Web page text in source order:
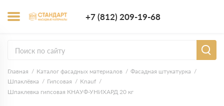
+7 (812) 209-19-68
Главная Каталог фасадных материалов
Фасадная штукатурка
Шпаклёвка
Гипсовая
Knauf
Шпаклевка гипсовая КНАУФ-УНИХАРД 20 кг